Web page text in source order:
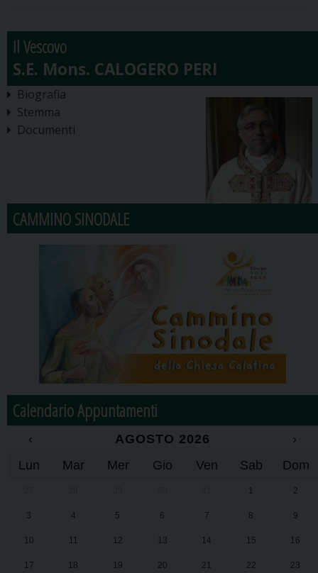
Il Vescovo
Biografia
Stemma
Documenti
CAMMINO SINODALE
Calendario Appuntamenti
‹ AGOSTO 2026
›
Lun
Mar Mer Gio Ven Sab Dom
1 2
3 4 5 6 7 8 9
10 11 12 13 14 15 16
17 18 19 20 21 22 23